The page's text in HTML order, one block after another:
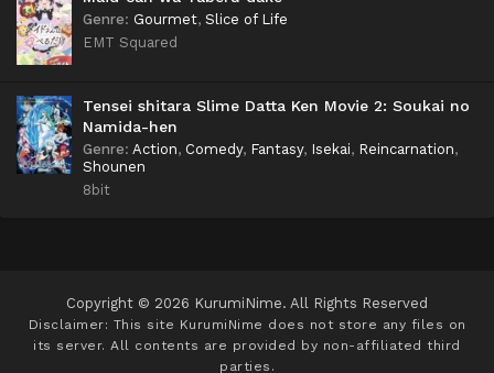
Genre: Gourmet, Slice of Life
EMT Squared
Tensei shitara Slime Datta Ken Movie 2: Soukai no
Namida-hen
Genre: Action, Comedy, Fantasy, Isekai, Reincarnation,
Shounen
8bit
Copyright © 2026 KurumiNime. All Rights Reserved
Disclaimer: This site KurumiNime does not store any files on
its server. All contents are provided by non-affiliated third
parties.